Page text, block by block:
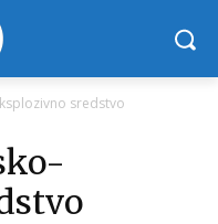
sredstvo